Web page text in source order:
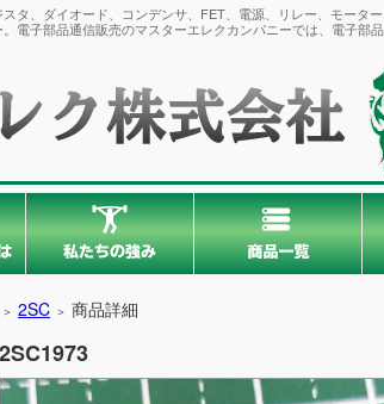
タ、ダイオード、コンデンサ、FET、電源、リレー、モータ
電子部品通信販売のマスターエレクカンパニーでは、電子部
＞ 2SC ＞ 商品詳細
2SC1973